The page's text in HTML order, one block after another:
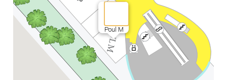
Poul M